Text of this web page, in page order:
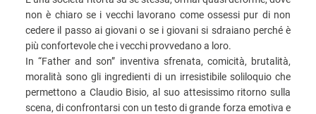
non è chiaro se i vecchi lavorano come ossessi pur di non
cedere il passo ai giovani o se i giovani si sdraiano perché è
più confortevole che i vecchi provvedano a loro.
In “Father and son” inventiva sfrenata, comicità, brutalità,
moralità sono gli ingredienti di un irresistibile soliloquio che
permettono a Claudio Bisio, al suo attesissimo ritorno sulla
scena, di confrontarsi con un testo di grande forza emotiva e